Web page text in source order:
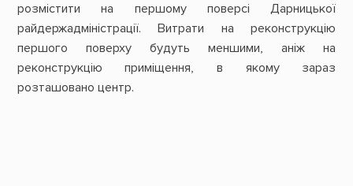
розмістити на першому поверсі Дарницької
райдержадміністрації. Витрати на реконструкцію
першого поверху будуть меншими, аніж на
реконструкцію приміщення, в якому зараз
розташовано центр.